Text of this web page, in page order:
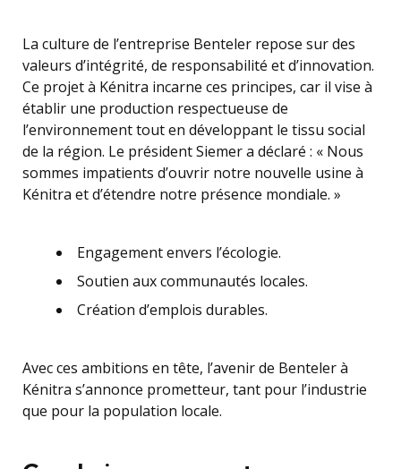
La culture de l’entreprise Benteler repose sur des
valeurs d’intégrité, de responsabilité et d’innovation.
Ce projet à Kénitra incarne ces principes, car il vise à
établir une production respectueuse de
l’environnement tout en développant le tissu social
de la région. Le président Siemer a déclaré : « Nous
sommes impatients d’ouvrir notre nouvelle usine à
Kénitra et d’étendre notre présence mondiale. »
Engagement envers l’écologie.
Soutien aux communautés locales.
Création d’emplois durables.
Avec ces ambitions en tête, l’avenir de Benteler à
Kénitra s’annonce prometteur, tant pour l’industrie
que pour la population locale.